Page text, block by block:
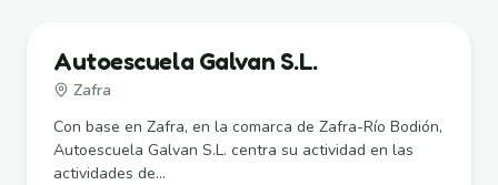
Autoescuela Galvan S.L.
Zafra
Con base en Zafra, en la comarca de Zafra-Río Bodión,
Autoescuela Galvan S.L. centra su actividad en las
actividades de...